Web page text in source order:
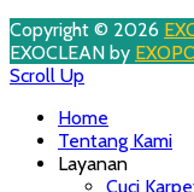
Copyright © 2026
EXOCLEAN by
Scroll Up
Home
Tentang Kami
Layanan
Cuci